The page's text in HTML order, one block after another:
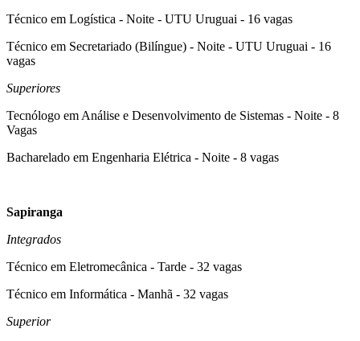
Técnico em Logística - Noite - UTU Uruguai - 16 vagas
Técnico em Secretariado (Bilíngue) - Noite - UTU Uruguai - 16
vagas
Superiores
Tecnólogo em Análise e Desenvolvimento de Sistemas - Noite - 8
Vagas
Bacharelado em Engenharia Elétrica - Noite - 8 vagas
Sapiranga
Integrados
Técnico em Eletromecânica - Tarde - 32 vagas
Técnico em Informática - Manhã - 32 vagas
Superior